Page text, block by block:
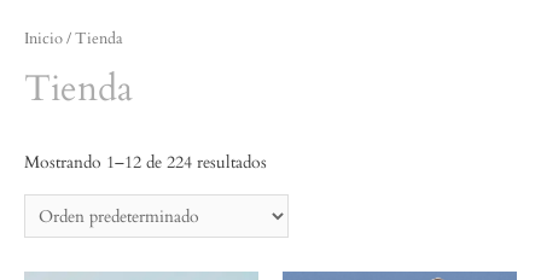
Inicio/ Tienda
Tienda
Mostrando 1–12 de 224 resultados